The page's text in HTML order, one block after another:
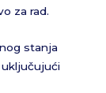
za rad.
stanja